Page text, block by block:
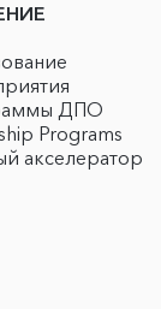
ДПО
Programs
акселератор